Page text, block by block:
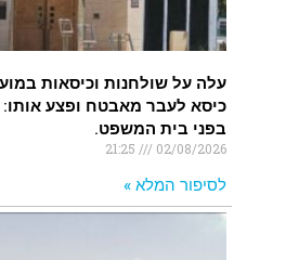
עלה על שולחנות וכיסאות
כיסא לעבר מאבטח ופצע אותו:
בפני בית המשפט.
02/08/2026
לסיפור המלא »